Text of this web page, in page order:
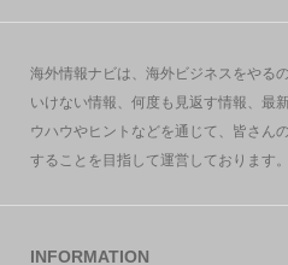
海外情報ナビは、海外ビジネスをやる
いけない情報、何度も見返す情報、最
ウハウやヒントなどを通じて、皆さん
することを目指して運営しております。
INFORMATION